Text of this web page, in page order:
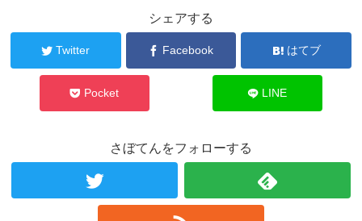
シェアする
Twitter Facebook はてブ
Pocket LINE
さぼてんをフォローする